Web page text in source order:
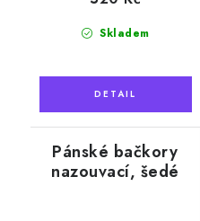
Skladem
Pánské bačkory
nazouvací, šedé